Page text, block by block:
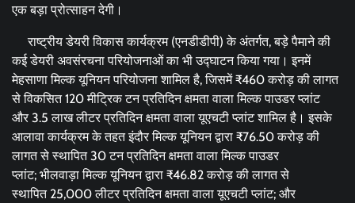
एक बड़ा प्रोत्साहन देगी।
राष्ट्रीय डेयरी विकास कार्यक्रम (एनडीडीपी) के अंतर्गत, बड़े पैमाने की
कई डेयरी अवसंरचना परियोजनाओं का भी उद्घाटन किया गया। इनमें
मेहसाणा मिल्क यूनियन परियोजना शामिल है, जिसमें ₹460 करोड़ की लागत
से विकसित 120 मीट्रिक टन प्रतिदिन क्षमता वाला मिल्क पाउडर प्लांट
और 3.5 लाख लीटर प्रतिदिन क्षमता वाला यूएचटी प्लांट शामिल है। इसके
आलावा कार्यक्रम के तहत इंदौर मिल्क यूनियन द्वारा ₹76.50 करोड़ की
लागत से स्थापित 30 टन प्रतिदिन क्षमता वाला मिल्क पाउडर
प्लांट; भीलवाड़ा मिल्क यूनियन द्वारा ₹46.82 करोड़ की लागत से
स्थापित 25,000 लीटर प्रतिदिन क्षमता वाला यूएचटी प्लांट; और